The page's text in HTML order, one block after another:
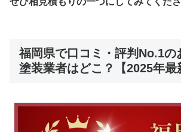
福岡県で口コミ・評判No.1の
塗装業者はどこ？【2025年最